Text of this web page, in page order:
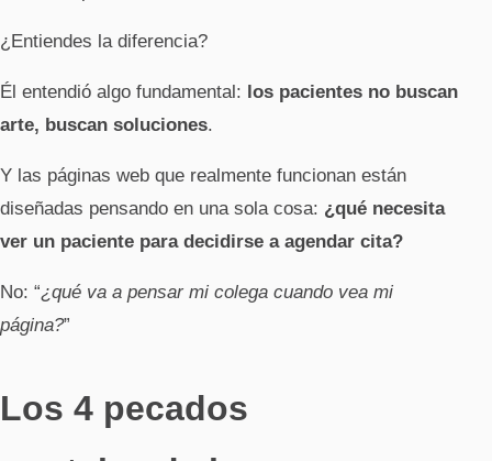
¿Entiendes la diferencia?
Él entendió algo fundamental: los pacientes no buscan
arte, buscan soluciones.
Y las páginas web que realmente funcionan están
diseñadas pensando en una sola cosa: ¿qué necesita
ver un paciente para decidirse a agendar cita?
No: “¿qué va a pensar mi colega cuando vea mi
página?”
Los 4 pecados